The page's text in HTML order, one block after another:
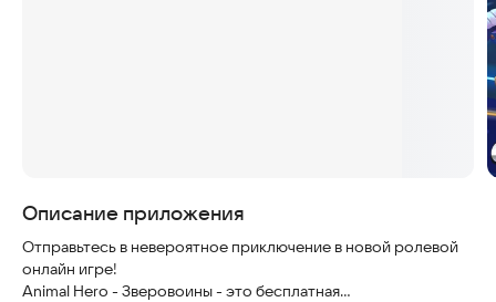
Описание приложения
Отправьтесь в невероятное приключение в новой ролевой
онлайн игре!
Animal Hero - Зверовоины - это бесплатная